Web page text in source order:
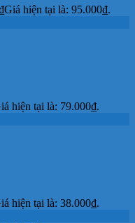
Giá hiện tại là: 95.000₫.
hiện tại là: 79.000₫.
hiện tại là: 38.000₫.